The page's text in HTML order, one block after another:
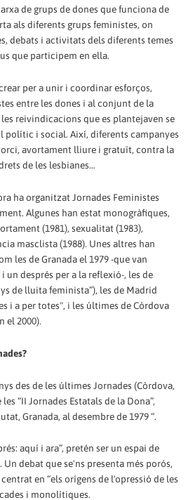
de grups de dones que funciona de
als diferents grups feministes, on
debats i activitats dels diferents temes
que participem en ella.
per a unir i coordinar esforços,
entre les dones i al conjunt de la
reivindicacions que es plantejaven se
polític i social. Així, diferents campanyes
avortament lliure i gratuït, contra la
de les lesbianes…
ha organitzat Jornades Feministes
Algunes han estat monogràfiques,
(1981), sexualitat (1983),
masclista (1988). Unes altres han
les de Granada el 1979 -que van
un després per a la reflexió-, les de
de lluita feminista”), les de Madrid
i a per totes", i les últimes de Còrdova
el 2000).
des de les últimes Jornades (Còrdova,
“II Jornades Estatals de la Dona”,
Granada, al desembre de 1979 “.
aquí i ara”, pretén ser un espai de
debat que se'ns presenta més porós,
en “els orígens de l'opressió de les
i monolítiques.